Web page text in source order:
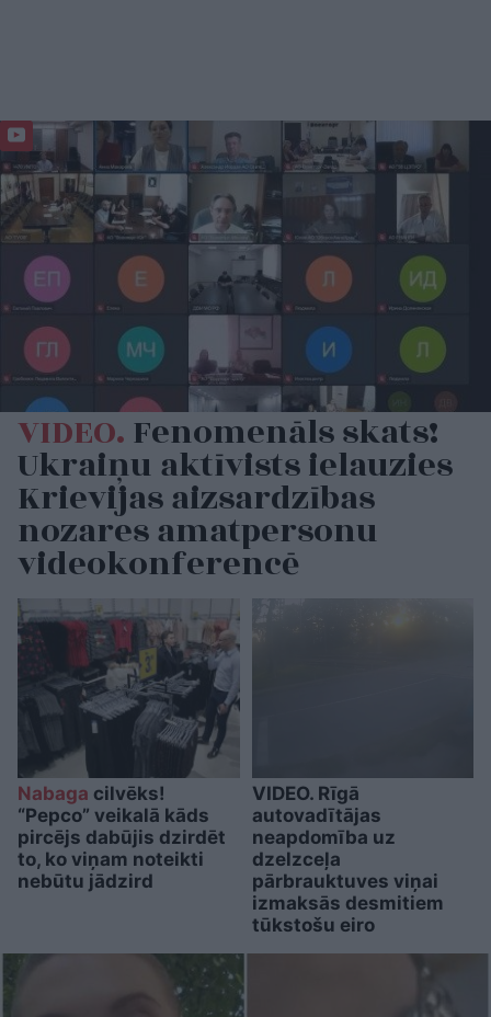
VIDEO.Fenomenāls skats!
Ukraiņu aktīvists ielauzies
Krievijas aizsardzības
nozares amatpersonu
videokonferencē
Nabaga cilvēks!
“Pepco” veikalā kāds
pircējs dabūjis dzirdēt
to, ko viņam noteikti
nebūtu jādzird
VIDEO. Rīgā
autovadītājas
neapdomība uz
dzelzceļa
pārbrauktuves viņai
izmaksās desmitiem
tūkstošu eiro